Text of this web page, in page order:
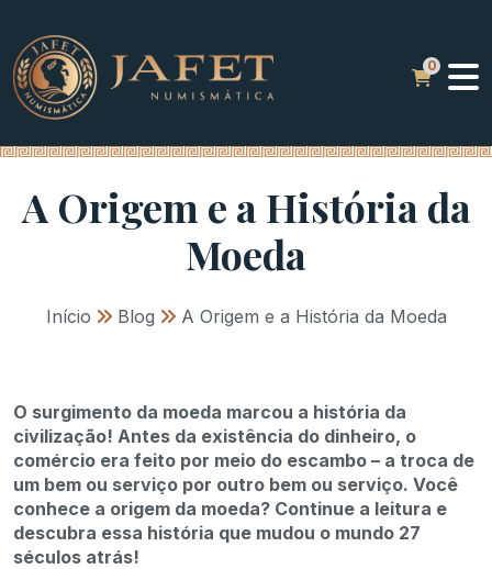
A Origem e a História da
Moeda
Início » Blog » A Origem e a História da Moeda
O surgimento da moeda marcou a história da
civilização! Antes da existência do dinheiro, o
comércio era feito por meio do escambo – a troca de
um bem ou serviço por outro bem ou serviço. Você
conhece a origem da moeda? Continue a leitura e
descubra essa história que mudou o mundo 27
séculos atrás!